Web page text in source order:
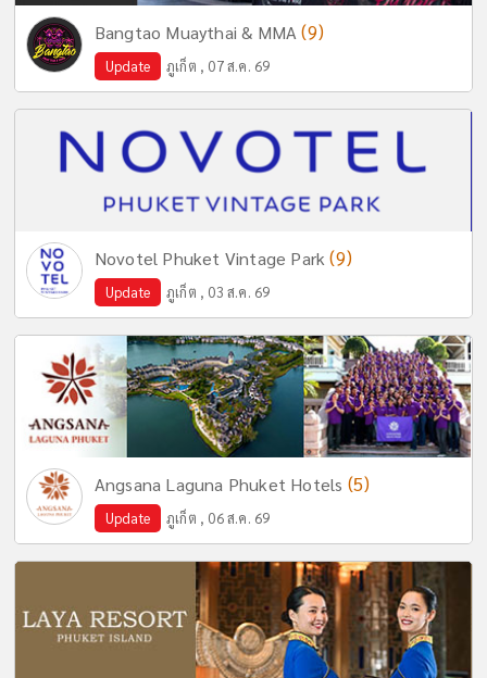
Bangtao Muaythai & MMA(9)
Update ภูเก็ต , 07 ส.ค. 69
Novotel Phuket Vintage Park(9)
Update ภูเก็ต , 03 ส.ค. 69
Angsana Laguna Phuket Hotels (5)
Update ภูเก็ต , 06 ส.ค. 69